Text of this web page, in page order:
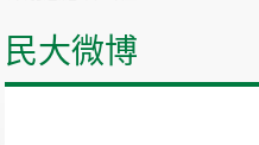
民大微博